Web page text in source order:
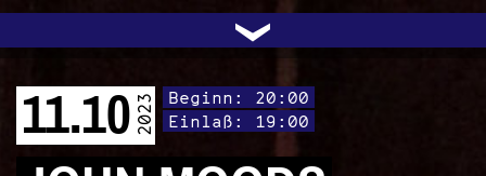
PROGRAMM
ARCHIV
AUDIO|VIDEO
LICHTBLICKE
TRANSIT
OFFENE TÜR
FACEBOOK
INSTAGRAM
KONTAKT
TRAFO
UNTERSTÜTZEN
POLITIK
›
Beginn: 20:00
Einlaß: 19:00
11.102023